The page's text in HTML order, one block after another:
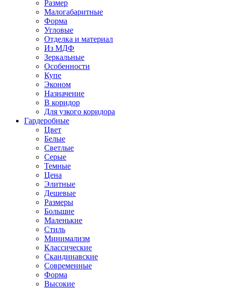
Размер
Малогабаритные
Форма
Угловые
Отделка и материал
Из МДФ
Зеркальные
Особенности
Купе
Эконом
Назначение
В коридор
Для узкого коридора
Гардеробные
Цвет
Белые
Светлые
Серые
Темные
Цена
Элитные
Дешевые
Размеры
Большие
Маленькие
Стиль
Минимализм
Классические
Скандинавские
Современные
Форма
Высокие